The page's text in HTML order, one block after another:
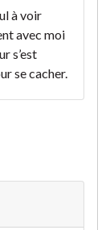
à voir
avec moi
s’est
se cacher.